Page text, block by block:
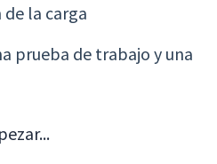
la carga
prueba de trabajo y una